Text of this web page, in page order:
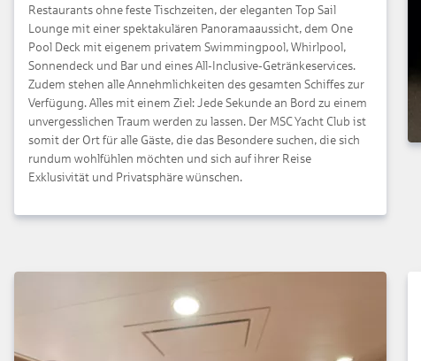
Restaurants ohne feste Tischzeiten, der eleganten Top Sail
Lounge mit einer spektakulären Panoramaaussicht, dem One
Pool Deck mit eigenem privatem Swimmingpool, Whirlpool,
Sonnendeck und Bar und eines All-Inclusive-Getränkeservices.
Zudem stehen alle Annehmlichkeiten des gesamten Schiffes zur
Verfügung. Alles mit einem Ziel: Jede Sekunde an Bord zu einem
unvergesslichen Traum werden zu lassen. Der MSC Yacht Club ist
somit der Ort für alle Gäste, die das Besondere suchen, die sich
rundum wohlfühlen möchten und sich auf ihrer Reise
Exklusivität und Privatsphäre wünschen.